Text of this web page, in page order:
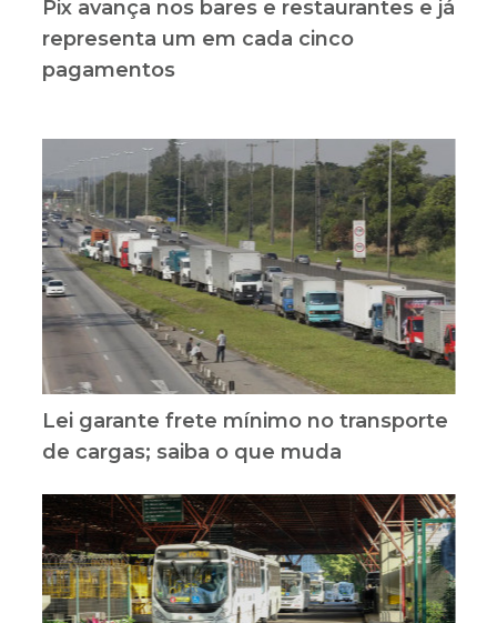
Pix avança nos bares e restaurantes e já
representa um em cada cinco
pagamentos
Lei garante frete mínimo no transporte
de cargas; saiba o que muda